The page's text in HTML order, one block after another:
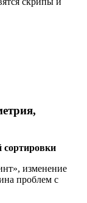
сортировки
изменение
проблем с